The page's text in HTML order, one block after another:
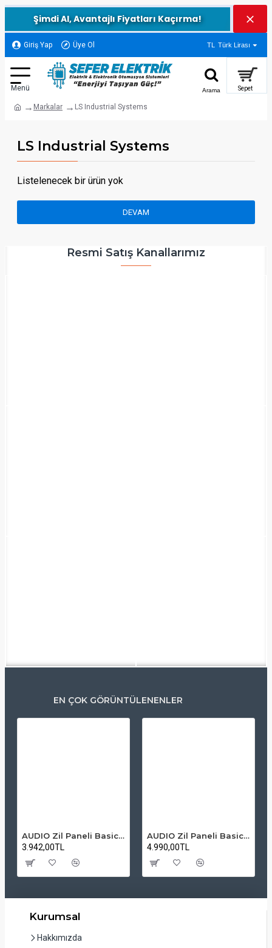
Şimdi Al, Avantajlı Fiyatları Kaçırma!
Giriş Yap Üye Ol TL Türk Lirası
Markalar LS Industrial Systems
LS Industrial Systems
Listelenecek bir ürün yok
DEVAM
Resmi Satış Kanallarımız
EN ÇOK GÖRÜNTÜLENENLER
AUDIO Zil Paneli Basic Hpli Çift Buton 14'lü Sesli Apartman Diafon Kapı Paneli
3.942,00TL
AUDIO Zil Paneli Basic Hpli Çift Buton 20'li Sesli Apartman Diafon Kapı Paneli
4.990,00TL
Kurumsal
Hakkımızda